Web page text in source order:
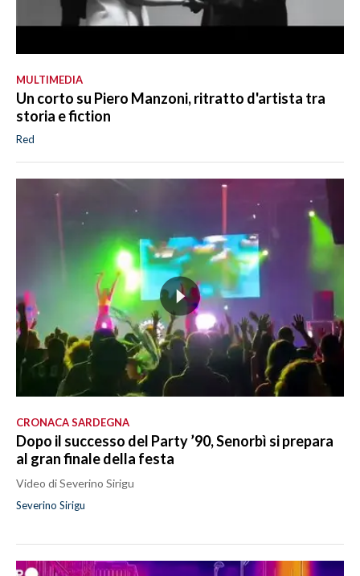
MULTIMEDIA
Un corto su Piero Manzoni, ritratto d'artista tra
storia e fiction
Red
CRONACA SARDEGNA
Dopo il successo del Party ’90, Senorbì si prepara
al gran finale della festa
Video di Severino Sirigu
Severino Sirigu